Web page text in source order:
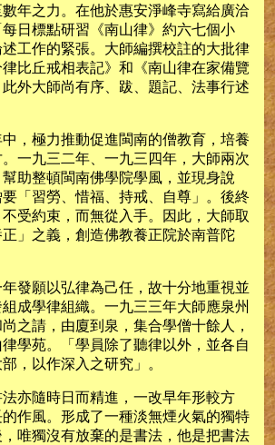
年之力。在他於惠安淨峰寺寫給廣洽
日標點研習《南山律》約六七個小
工作的緊張。大師編撰校註的大批律
比丘戒相表記》和《南山律在家備覽
外大師尚有序、跋、題記、法事行述
，極力推動促進閩南的僧教育，培養
一九三二年、一九三四年，大師兩次
助整頓閩南佛學院學風，並現身說
「習勞、惜福、持戒、自尊」。後終
受約束，而無從入手。因此，大師取
正」之義，創造佛教養正院於南普陀
發願以弘律為己任，故十分地重視並
成學律組織。一九三三年大師應泉州
之請，由廈到泉，集合學僧十餘人，
學苑。「學員除了聽律以外，並各自
，以作深入之研究」。
亦隨時日而精進，一改早年形較方
作風。形成了一種淡無煙火氣的獨特
唯獨沒有放棄的是書法，他是把書法